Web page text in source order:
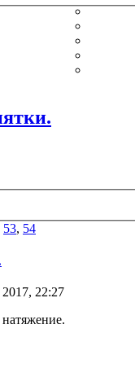
53, 54
22:27